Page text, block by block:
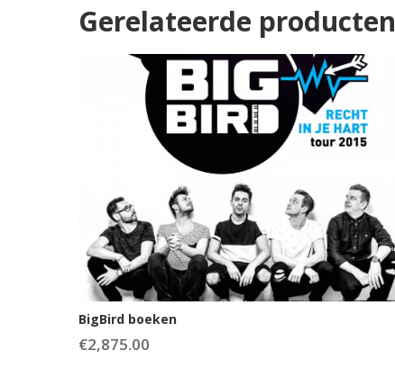
Gerelateerde producten
BigBird boeken
€2,875.00